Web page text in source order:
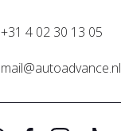
+31 4 02 30 13 05
mail@autoadvance.nl